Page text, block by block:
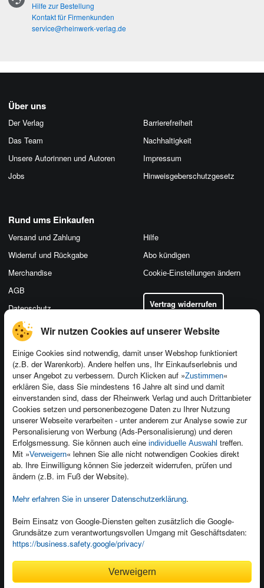
Wir nutzen Cookies auf unserer Website
Einige Cookies sind notwendig, damit unser Webshop funktioniert
(z.B. der Warenkorb). Andere helfen uns, Ihr Einkaufserlebnis und
unser Angebot zu verbessern. Durch Klicken auf »Zustimmen«
erklären Sie, dass Sie mindestens 16 Jahre alt sind und damit
einverstanden sind, dass der Rheinwerk Verlag und auch Drittanbieter
Cookies setzen und personenbezogene Daten zu Ihrer Nutzung
unserer Webseite verarbeiten - unter anderem zur Analyse sowie zur
Personalisierung von Werbung (Ads-Personalisierung) und deren
Erfolgsmessung. Sie können auch eine individuelle Auswahl treffen.
Mit »Verweigern« lehnen Sie alle nicht notwendigen Cookies direkt
ab. Ihre Einwilligung können Sie jederzeit widerrufen, prüfen und
ändern (z.B. im Fuß der Website).
Mehr erfahren Sie in unserer Datenschutzerklärung.
Beim Einsatz von Google-Diensten gelten zusätzlich die Google-
Grundsätze zum verantwortungsvollen Umgang mit Geschäftsdaten:
https://business.safety.google/privacy/
Verweigern
Hilfe zur Bestellung
Kontakt für Firmenkunden
service@rheinwerk-verlag.de
Über uns
Der Verlag
Das Team
Unsere Autorinnen und Autoren
Jobs
Barrierefreiheit
Nachhaltigkeit
Impressum
Hinweis­geber­schutz­gesetz
Kontakt
Newsletter
Für Unternehmen
Presseservice
Dozentenservice
Produktfeedback
Foreign Rights
Ein Buch schreiben
Rund ums Einkaufen
Versand und Zahlung
Widerruf und Rückgabe
Merchandise
AGB
Datenschutz
Hilfe
Abo kündigen
Cookie-Einstellungen ändern
Vertrag widerrufen
Kundenservice
Wir sind gerne für Sie da!
service@rheinwerk-verlag.de